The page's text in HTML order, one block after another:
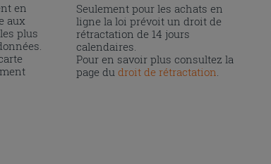
en
aux
plus
Seulement pour les achats en
ligne la loi prévoit un droit de
rétractation de 14 jours
calendaires.
Pour en savoir plus consultez la
page dudroit de rétractation.